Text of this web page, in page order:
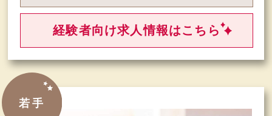
経験者向け求人情報はこちら
若手